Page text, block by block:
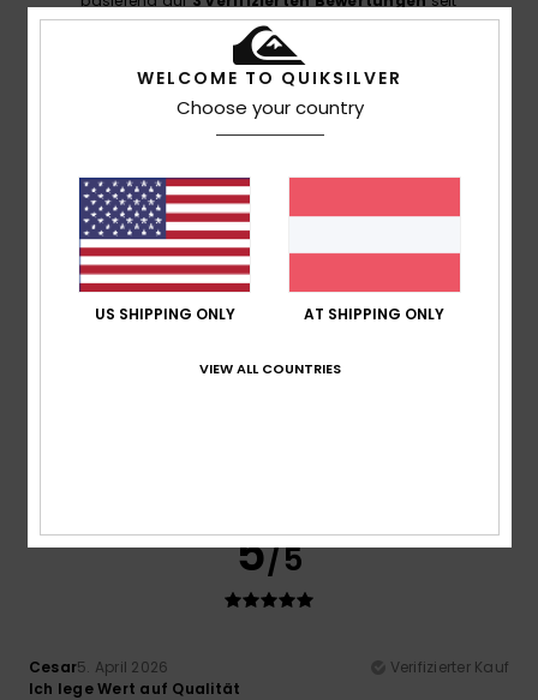
Jänner 2026
67% unserer Kunden empfehlen dieses Produkt
Komfort
Preis-Leistungs-Verhältnis
5.0
5/5
Cesar5. April 2026
Verifizierter Kauf
Ich lege Wert auf Qualität
WELCOME TO QUIKSILVER
Choose your country
US SHIPPING ONLY AT SHIPPING ONLY
VIEW ALL COUNTRIES